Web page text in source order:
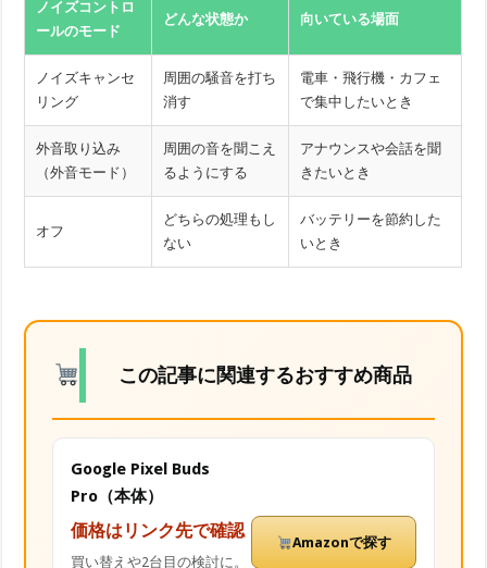
ノイズコントロ
ールのモード
どんな状態か 向いている場面
ノイズキャンセ
リング
周囲の騒音を打ち
消す
電車・飛行機・カフェ
で集中したいとき
外音取り込み
（外音モード）
周囲の音を聞こえ
るようにする
アナウンスや会話を聞
きたいとき
オフ
どちらの処理もし
ない
バッテリーを節約した
いとき
この記事に関連するおすすめ商品
Google Pixel Buds
Pro（本体）
価格はリンク先で確認
買い替えや2台目の検討に。
Amazonで探す